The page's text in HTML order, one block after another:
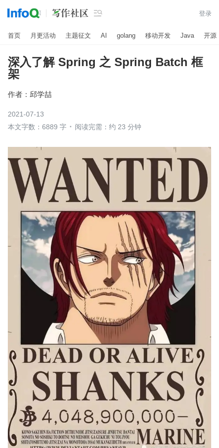
 登录
首页 月更活动 主题征文 AI golang 移动开发 Java 开源
深入了解 Spring 之 Spring Batch 框
架
作者： 邱学喆
2021-07-13
本文字数：6889 字
阅读完需：约 23 分钟